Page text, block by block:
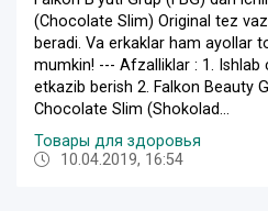
(Chocolate Slim) Original tez
beradi. Va erkaklar ham ayollar
mumkin! --- Afzalliklar : 1.
etkazib berish 2. Falkon Beauty
Chocolate Slim (Shokolad...
Товары для здоровья
10.04.2019, 16:54